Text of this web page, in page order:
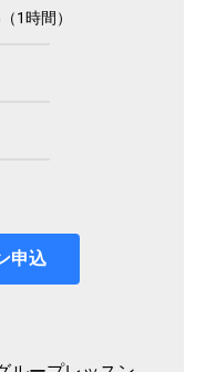
1時間）
申込